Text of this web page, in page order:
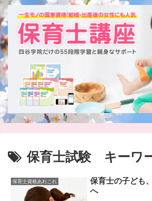
保育士試験 キーワ
保育士資格あれこれ
保育士の子ども
へ